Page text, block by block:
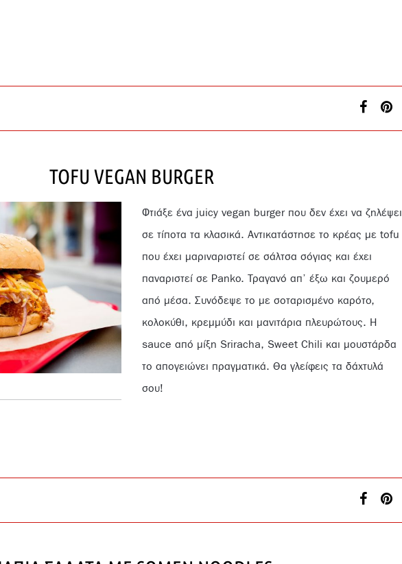
TOFU VEGAN BURGER
Φτιάξε ένα juicy vegan burger που δεν έχει να ζηλέψει
σε τίποτα τα κλασικά. Αντικατάστησε το κρέας με tofu
που έχει μαριναριστεί σε σάλτσα σόγιας και έχει
παναριστεί σε Panko. Τραγανό απ’ έξω και ζουμερό
από μέσα. Συνόδεψε το με σοταρισμένο καρότο,
κολοκύθι, κρεμμύδι και μανιτάρια πλευρώτους. Η
sauce από μίξη Sriracha, Sweet Chili και μουστάρδα
το απογειώνει πραγματικά. Θα γλείφεις τα δάχτυλά
σου!